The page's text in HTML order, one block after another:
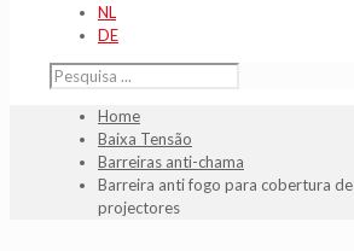
NL
DE
Home
Baixa Tensão
Barreiras anti-chama
Barreira anti fogo para cobertura de
projectores